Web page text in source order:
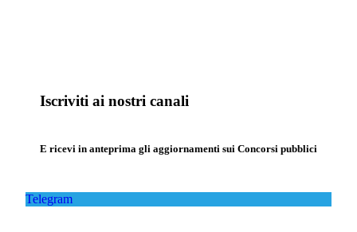
Iscriviti ai nostri canali
E ricevi in anteprima gli aggiornamenti sui Concorsi pubblici
Telegram